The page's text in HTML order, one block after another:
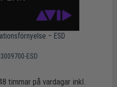
– ESD
ESD
timmar på vardagar inkl.